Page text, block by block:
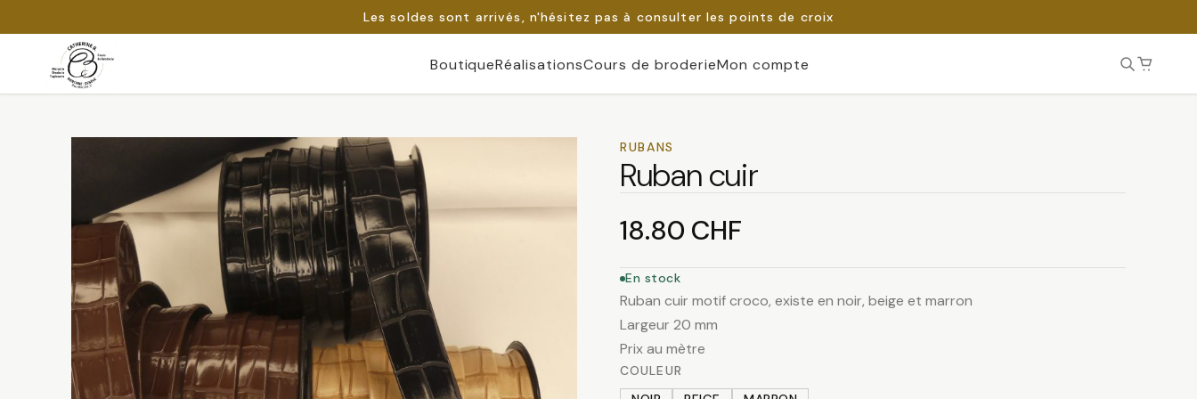
Les soldes sont arrivés, n'hésitez pas à consulter les points de croix
Passer
BoutiqueRéalisationsCours de broderieMon compte
RUBANS
Ruban cuir
18.80 CHF
En stock
Ruban cuir motif croco, existe en noir, beige et marron
Largeur 20 mm
Prix au mètre
COULEUR